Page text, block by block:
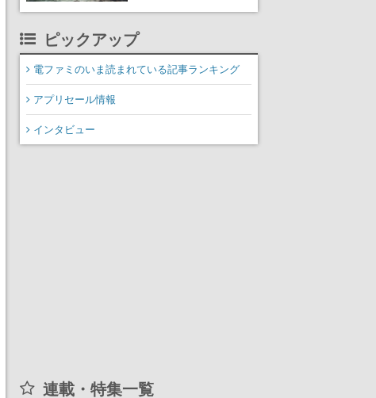
デ方針を表明。ユーザー
チは約1週間以内に配信さ
れる予定
ピックアップ
電ファミのいま読まれている記事ランキング
アプリセール情報
インタビュー
連載・特集一覧